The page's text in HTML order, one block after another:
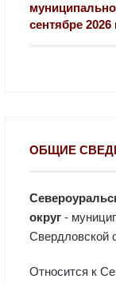
сентябре 2026
ОБЩИЕ
округ -
Свердловской
Относится к